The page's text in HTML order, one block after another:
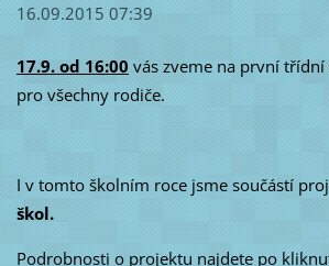
16.09.2015 07:39
17.9. od 16:00 vás zveme na první
pro všechny rodiče.
I v tomto školním roce jsme součástí
škol.
Podrobnosti o projektu najdete po